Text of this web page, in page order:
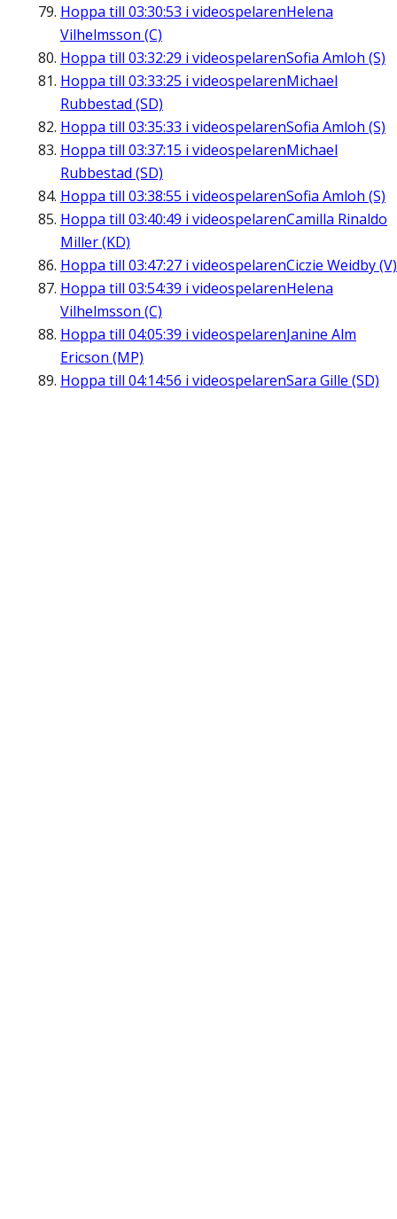
Hoppa till 03:30:53 i videospelarenHelena
Vilhelmsson (C)
Hoppa till 03:32:29 i videospelarenSofia Amloh (S)
Hoppa till 03:33:25 i videospelarenMichael
Rubbestad (SD)
Hoppa till 03:35:33 i videospelarenSofia Amloh (S)
Hoppa till 03:37:15 i videospelarenMichael
Rubbestad (SD)
Hoppa till 03:38:55 i videospelarenSofia Amloh (S)
Hoppa till 03:40:49 i videospelarenCamilla Rinaldo
Miller (KD)
Hoppa till 03:47:27 i videospelarenCiczie Weidby (V)
Hoppa till 03:54:39 i videospelarenHelena
Vilhelmsson (C)
Hoppa till 04:05:39 i videospelarenJanine Alm
Ericson (MP)
Hoppa till 04:14:56 i videospelarenSara Gille (SD)